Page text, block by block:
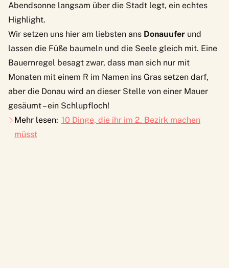
Abendsonne langsam über die Stadt legt, ein echtes
Highlight.
Wir setzen uns hier am liebsten ans Donauufer und
lassen die Füße baumeln und die Seele gleich mit. Eine
Bauernregel besagt zwar, dass man sich nur mit
Monaten mit einem R im Namen ins Gras setzen darf,
aber die Donau wird an dieser Stelle von einer Mauer
gesäumt – ein Schlupfloch!
Mehr lesen: 10 Dinge, die ihr im 2. Bezirk machen
müsst